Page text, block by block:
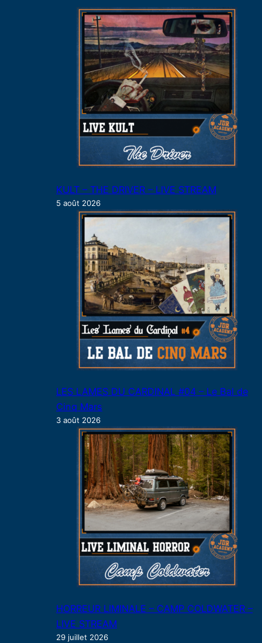
KULT – THE DRIVER – LIVE STREAM
5 août 2026
LES LAMES DU CARDINAL #04 – Le Bal de
Cinq Mars
3 août 2026
HORREUR LIMINALE – CAMP COLDWATER –
LIVE STREAM
29 juillet 2026